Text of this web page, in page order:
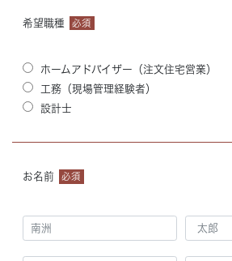
希望職種 必須
ホームアドバイザー（注文住宅営業）
工務（現場管理経験者）
設計士
お名前 必須